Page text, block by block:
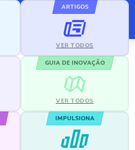
ARTIGOS
VER TODOS
GUIA DE INOVAÇÃO
VER TODOS
IMPULSIONA